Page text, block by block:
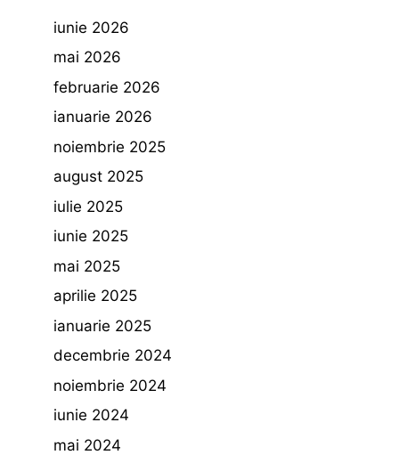
iunie 2026
mai 2026
februarie 2026
ianuarie 2026
noiembrie 2025
august 2025
iulie 2025
iunie 2025
mai 2025
aprilie 2025
ianuarie 2025
decembrie 2024
noiembrie 2024
iunie 2024
mai 2024